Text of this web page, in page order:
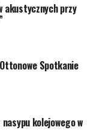
akustycznych przy
Spotkanie
kolejowego w